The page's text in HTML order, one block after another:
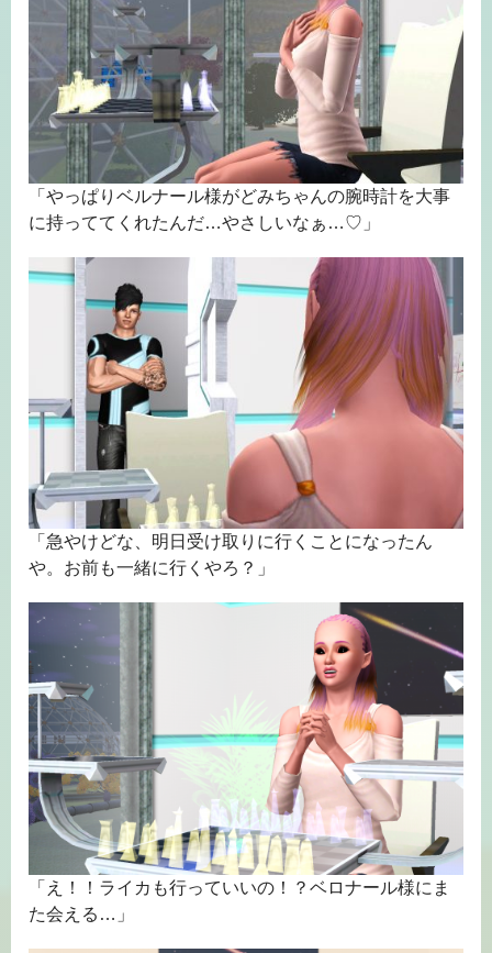
「やっぱりベルナール様がどみちゃんの腕時計を大事
に持っててくれたんだ…やさしいなぁ…♡」
「急やけどな、明日受け取りに行くことになったん
や。お前も一緒に行くやろ？」
「え！！ライカも行っていいの！？ベロナール様にま
た会える…」